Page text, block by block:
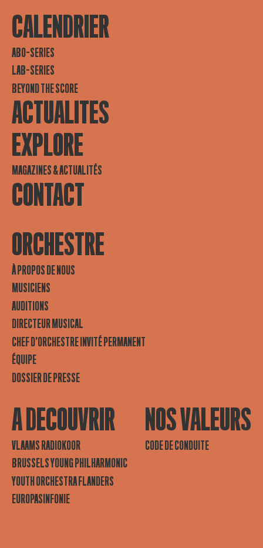
CALENDRIER
ABO-SERIES
LAB-SERIES
BEYOND THE SCORE
ACTUALITES
EXPLORE
MAGAZINES & ACTUALITÉS
CONTACT
ORCHESTRE
À PROPOS DE NOUS
MUSICIENS
AUDITIONS
DIRECTEUR MUSICAL
CHEF D’ORCHESTRE INVITÉ PERMANENT
ÉQUIPE
DOSSIER DE PRESSE
A DECOUVRIR
VLAAMS RADIOKOOR
BRUSSELS YOUNG PHILHARMONIC
YOUTH ORCHESTRA FLANDERS
EUROPASINFONIE
NOS VALEURS
CODE DE CONDUITE